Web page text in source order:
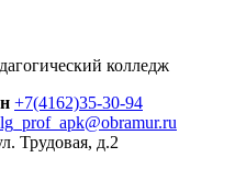
колледж
+7(4162)35-30-94
Трудовая, д.2